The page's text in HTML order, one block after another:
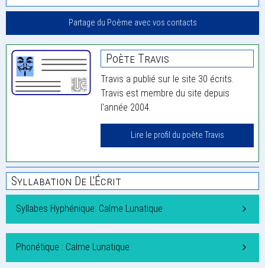
Partage du Poème avec vos contacts
Poète Travis
Travis a publié sur le site 30 écrits.
Travis est membre du site depuis
l'année 2004.
Lire le profil du poète Travis
Syllabation De L'Écrit
Syllabes Hyphénique: Calme Lunatique
Phonétique : Calme Lunatique